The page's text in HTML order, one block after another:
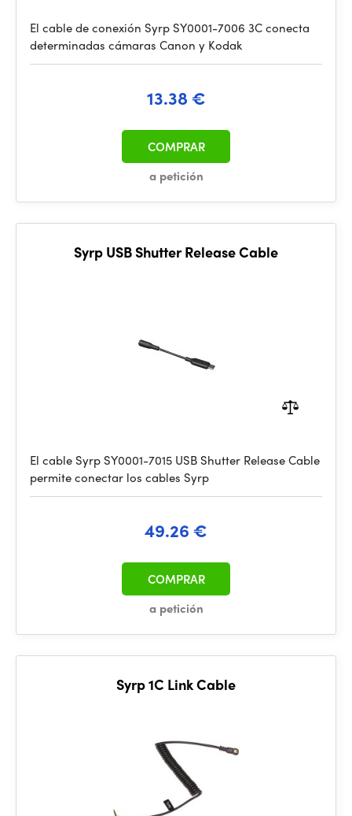
El cable de conexión Syrp SY0001-7006 3C conecta
determinadas cámaras Canon y Kodak
13.38 €
a petición
COMPRAR
Syrp USB Shutter Release Cable
El cable Syrp SY0001-7015 USB Shutter Release Cable
permite conectar los cables Syrp
49.26 €
a petición
COMPRAR
Syrp 1C Link Cable